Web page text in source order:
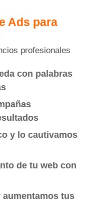
Ads para
profesionales
con palabras
y lo cautivamos
de tu web con
tus